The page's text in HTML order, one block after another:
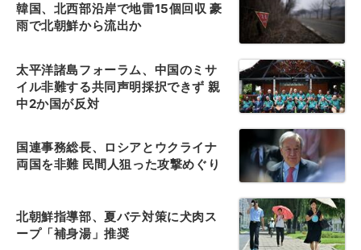
韓国、北西部沿岸で地雷15個回収 豪
雨で北朝鮮から流出か
太平洋諸島フォーラム、中国のミサ
イル非難する共同声明採択できず 親
中2か国が反対
国連事務総長、ロシアとウクライナ
両国を非難 民間人狙った攻撃めぐり
北朝鮮指導部、夏バテ対策に犬肉ス
ープ「補身湯」推奨